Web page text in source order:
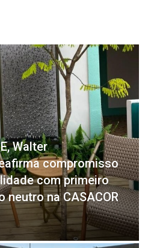
Walter
compromisso
com primeiro
neutro na CASACOR